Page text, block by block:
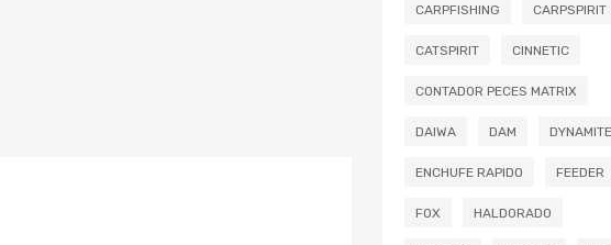
CARPFISHING CARPSPIRIT
CATSPIRIT CINNETIC
CONTADOR PECES MATRIX
DAIWA DAM DYNAMITE
ENCHUFE RAPIDO FEEDER
FOX HALDORADO